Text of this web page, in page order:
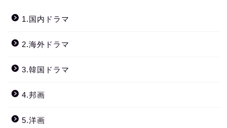
1.国内ドラマ
2.海外ドラマ
3.韓国ドラマ
4.邦画
5.洋画